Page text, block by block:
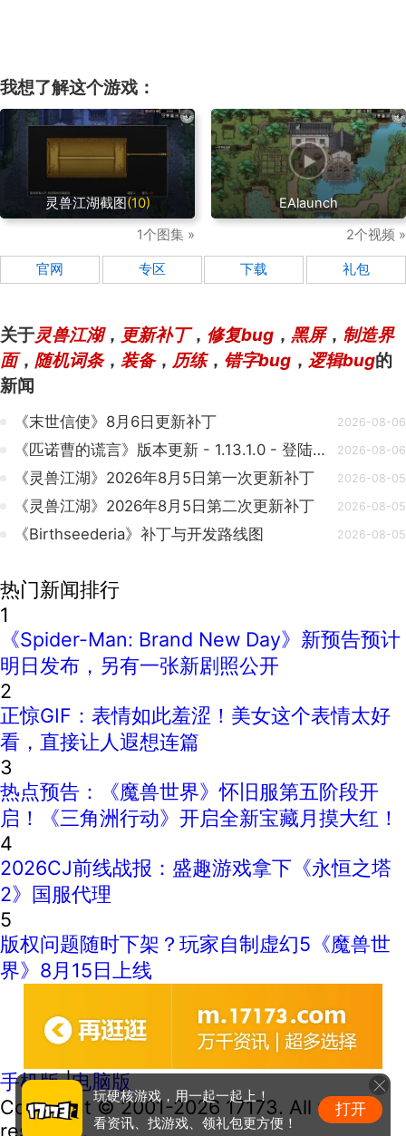
我想了解这个游戏：
灵兽江湖截图(10)
1个图集 »
EAlaunch
2个视频 »
官网 专区 下载 礼包
关于灵兽江湖， 更新补丁， 修复bug ， 黑屏， 制造界
面， 随机词条， 装备， 历练， 错字bug ， 逻辑bug的
新闻
《末世信使》8月6日更新补丁 2026-08-06
《匹诺曹的谎言》版本更新 - 1.13.1.0 - 登陆NS2及性能优化 2026-08-06
《灵兽江湖》2026年8月5日第一次更新补丁 2026-08-05
《灵兽江湖》2026年8月5日第二次更新补丁 2026-08-05
《Birthseederia》补丁与开发路线图 2026-08-05
热门新闻排行
1
《Spider-Man: Brand New Day》新预告预计
明日发布，另有一张新剧照公开
2
正惊GIF：表情如此羞涩！美女这个表情太好
看，直接让人遐想连篇
3
热点预告：《魔兽世界》怀旧服第五阶段开
启！《三角洲行动》开启全新宝藏月摸大红！
4
2026CJ前线战报：盛趣游戏拿下《永恒之塔
2》国服代理
5
版权问题随时下架？玩家自制虚幻5《魔兽世
界》8月15日上线
手机版|电脑版
Copyright © 2001-2026 17173. All rights
reserved.
玩硬核游戏，用一起一起上！
看资讯、找游戏、领礼包更方便！
打开